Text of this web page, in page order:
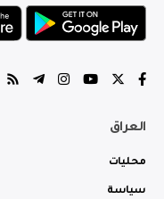
العراق
محليات
سياسة